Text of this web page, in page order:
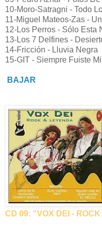
10-Moro-Satragni - Todo
11-Miguel Mateos-Zas -
12-Los Perros - Sólo Esta
13-Los 7 Delfines -
14-Fricción - Lluvia Negra
15-GIT - Siempre Fuiste
BAJAR
CD 09: "VOX DEI -